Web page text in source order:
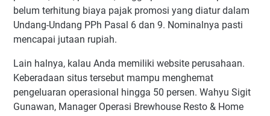
belum terhitung biaya pajak promosi yang diatur dalam
Undang-Undang PPh Pasal 6 dan 9. Nominalnya pasti
mencapai jutaan rupiah.
Lain halnya, kalau Anda memiliki website perusahaan.
Keberadaan situs tersebut mampu menghemat
pengeluaran operasional hingga 50 persen. Wahyu Sigit
Gunawan, Manager Operasi Brewhouse Resto & Home